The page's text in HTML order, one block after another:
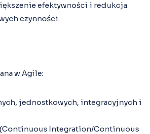
efektywności i redukcja
czynności.
w Agile:
jednostkowych, integracyjnych i
(Continuous Integration/Continuous